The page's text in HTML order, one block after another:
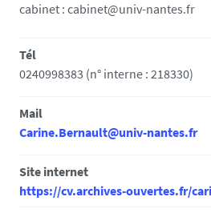
cabinet : cabinet@univ-nantes.fr
Tél
0240998383 (n° interne : 218330)
Mail
Carine.Bernault@univ-nantes.fr
Site internet
https://cv.archives-ouvertes.fr/